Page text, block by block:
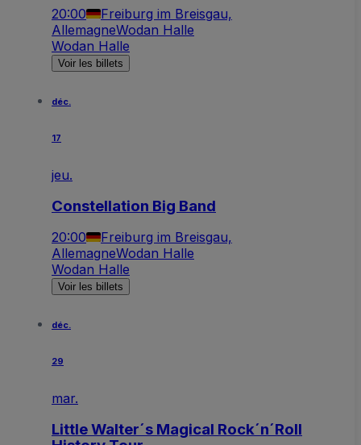
20:00
Freiburg im Breisgau,
AllemagneWodan Halle
Wodan Halle
Voir les billets
déc.
17
jeu.
Constellation Big Band
20:00
Freiburg im Breisgau,
AllemagneWodan Halle
Wodan Halle
Voir les billets
déc.
29
mar.
Little Walter´s Magical Rock´n´Roll